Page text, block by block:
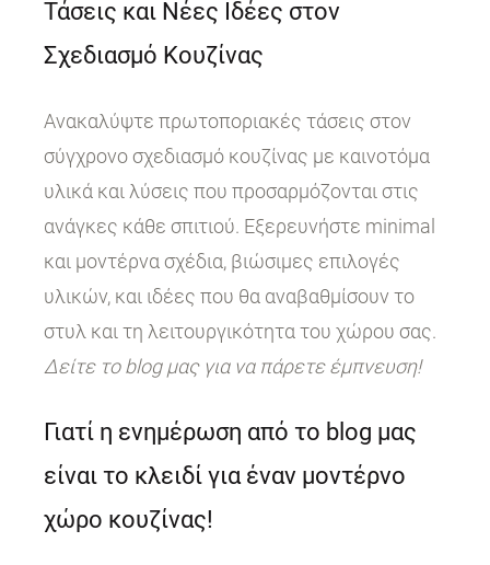
Τάσεις και Νέες Ιδέες στον
Σχεδιασμό Κουζίνας
Ανακαλύψτε πρωτοποριακές τάσεις στον
σύγχρονο σχεδιασμό κουζίνας με καινοτόμα
υλικά και λύσεις που προσαρμόζονται στις
ανάγκες κάθε σπιτιού. Εξερευνήστε minimal
και μοντέρνα σχέδια, βιώσιμες επιλογές
υλικών, και ιδέες που θα αναβαθμίσουν το
στυλ και τη λειτουργικότητα του χώρου σας.
Δείτε το blog μας για να πάρετε έμπνευση!
Γιατί η ενημέρωση από το blog μας
είναι το κλειδί για έναν μοντέρνο
χώρο κουζίνας!